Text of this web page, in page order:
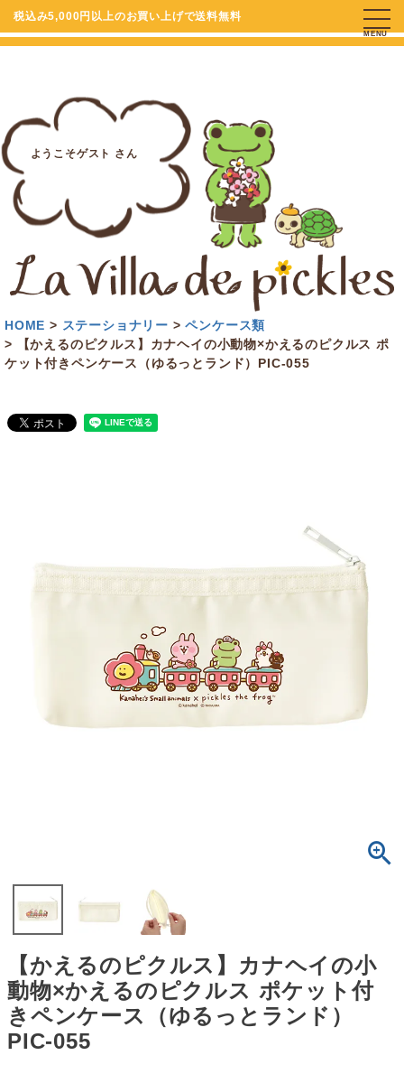
税込み5,000円以上のお買い上げで送料無料
ようこそゲスト さん
MENU
HOME ステーショナリー
ペンケース類
【かえるのピクルス】カナヘイの小動物×かえるのピクルス ポ
ケット付きペンケース（ゆるっとランド）PIC-055
【かえるのピクルス】カナヘイの小
動物×かえるのピクルス ポケット付
きペンケース（ゆるっとランド）
PIC-055